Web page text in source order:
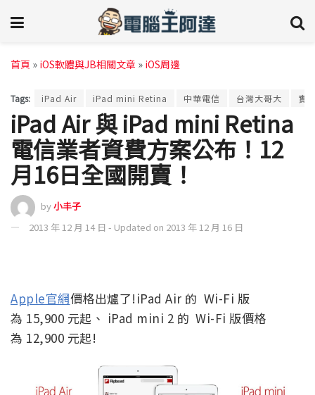
首頁 » iOS軟體與JB相關文章 » iOS周邊
Tags: iPad Air iPad mini Retina 中華電信 台灣大哥大 實
iPad Air 與 iPad mini Retina
電信業者資費方案公布！12
月16日全國開賣！
by小丰子
2013 年 12 月 14 日 - Updated on 2013 年 12 月 16 日
Apple官網價格出爐了!iPad Air 的 Wi-Fi 版
為 15,900 元起、 iPad mini 2 的 Wi-Fi 版價格
為 12,900 元起!